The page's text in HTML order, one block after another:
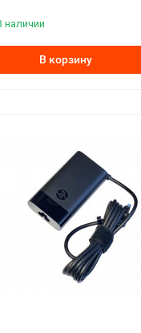
наличии
В корзину